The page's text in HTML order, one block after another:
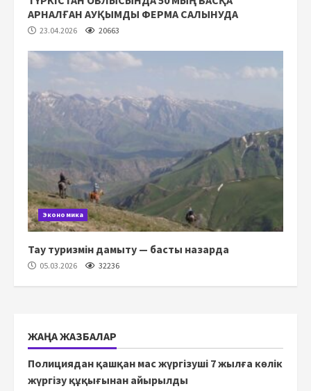
АРНАЛҒАН АУҚЫМДЫ ФЕРМА САЛЫНУДА
23.04.2026 20663
Экономика
Тау туризмін дамыту — басты назарда
05.03.2026 32236
ЖАҢА ЖАЗБАЛАР
Полициядан қашқан мас жүргізуші 7 жылға көлік
жүргізу құқығынан айырылды